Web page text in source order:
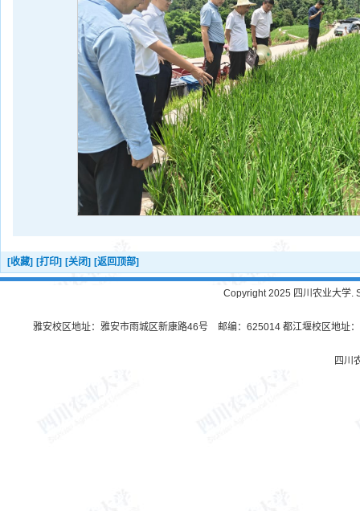
[收藏] [打印] [关闭] [返回顶部]
Copyright 2025 四川农业大学.
雅安校区地址：雅安市雨城区新康路46号 邮编：625014 都江堰校区地址
四川